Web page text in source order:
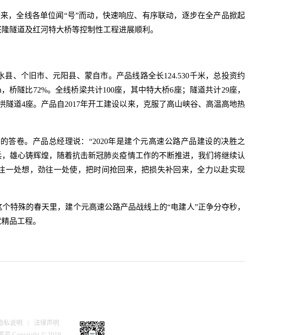
，全线各单位闻“号”而动，快速响应、有序联动，逐步在全产品掀起
隧道及红河特大桥等控制性工程进展顺利。
、个旧市、元阳县、蒙自市。产品线路全长124.530千米，总投资约
桥隧比72%。全线桥梁共计100座，其中特大桥6座；隧道共计29座，
道4座。产品自2017年开工建设以来，克服了高山峡谷、高温高地热
卷。产品总经理说：“2020年是建个元高速公路产品建设的决胜之
雄心铸辉煌，随着抗击新冠肺炎疫情工作的不断推进，我们将继续认
处想，劲往一处使，把时间抢回来，把损失补回来，全力以赴实现
殊的春天里，建个元高速公路产品战线上的“电建人”正争分夺秒，
品工程。
私说明 |
法律声明